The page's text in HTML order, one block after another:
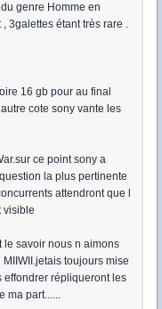
genre Homme en
3galettes étant très rare .
16 gb pour au final
cote sony vante les
ce point sony a
la plus pertinente
attendront que l
visible
le savoir nous n aimons
toujours mise
effondrer répliqueront les
ma part......